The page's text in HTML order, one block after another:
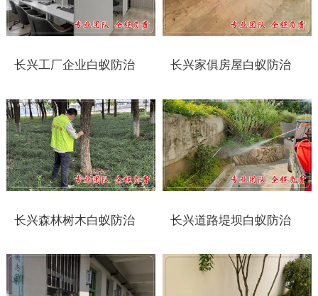
如皋白蚁防治
海安白蚁防治
泰州白蚁防治
兴化白蚁防治
靖江白蚁防治
泰兴白蚁防治
扬州白蚁防治
宝应白蚁防治
仪征白蚁防治
长兴工厂企业白蚁防治 长兴家俱房屋白蚁防治
长兴森林树木白蚁防治 长兴道路堤坝白蚁防治